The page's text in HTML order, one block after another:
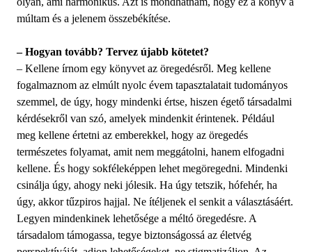
múltam és a jelenem összebékítése.
– Hogyan tovább? Tervez újabb kötetet?
– Kellene írnom egy könyvet az öregedésről. Meg kellene
fogalmaznom az elmúlt nyolc évem tapasztalatait tudományos
szemmel, de úgy, hogy mindenki értse, hiszen égető társadalmi
kérdésekről van szó, amelyek mindenkit érintenek. Például
meg kellene értetni az emberekkel, hogy az öregedés
természetes folyamat, amit nem meggátolni, hanem elfogadni
kellene. És hogy sokféleképpen lehet megöregedni. Mindenki
csinálja úgy, ahogy neki jólesik. Ha úgy tetszik, hófehér, ha
úgy, akkor tűzpiros hajjal. Ne ítéljenek el senkit a választásáért.
Legyen mindenkinek lehetősége a méltó öregedésre. A
társadalom támogassa, tegye biztonságossá az életvég